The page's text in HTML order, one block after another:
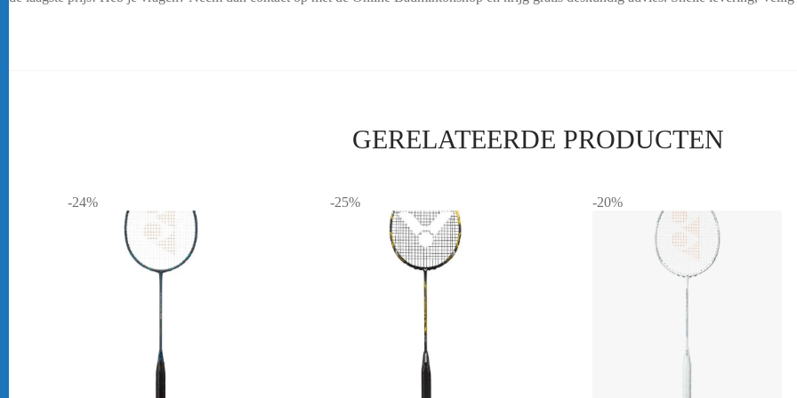
GERELATEERDE PRODUCTEN
-24% -25% -20%